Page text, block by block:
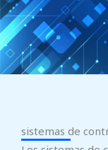
sistemas de